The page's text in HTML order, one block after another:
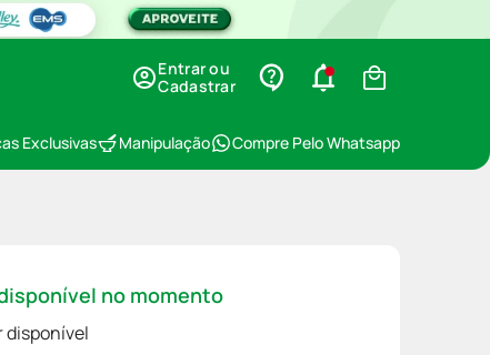
Entrar ou
Cadastrar
Exclusivas Manipulação Compre Pelo Whatsapp
no momento
disponível